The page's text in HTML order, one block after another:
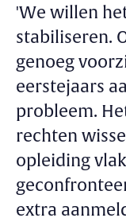
'We willen
stabiliseren.
genoeg
eerstejaars
probleem.
rechten
opleiding
extra